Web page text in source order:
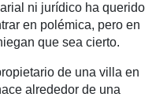
ni jurídico ha querido
en polémica, pero en
que sea cierto.
de una villa en
alrededor de una